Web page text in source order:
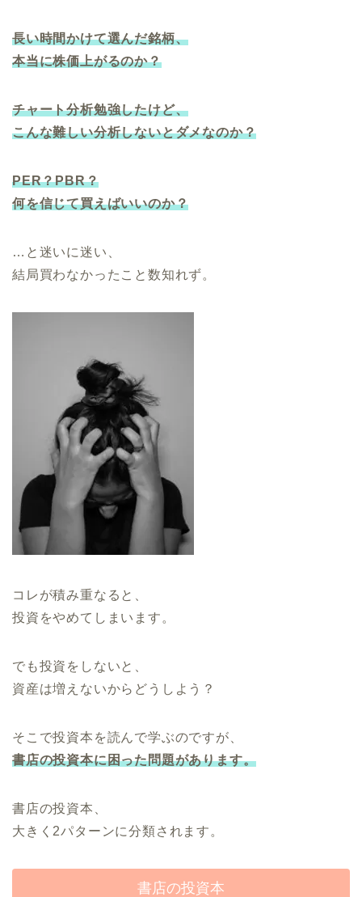
長い時間かけて選んだ銘柄、
本当に株価上がるのか？
チャート分析勉強したけど、
こんな難しい分析しないとダメなのか？
PER？PBR？
何を信じて買えばいいのか？
…と迷いに迷い、
結局買わなかったこと数知れず。
コレが積み重なると、
投資をやめてしまいます。
でも投資をしないと、
資産は増えないからどうしよう？
そこで投資本を読んで学ぶのですが、
書店の投資本に困った問題があります。
書店の投資本、
大きく2パターンに分類されます。
書店の投資本